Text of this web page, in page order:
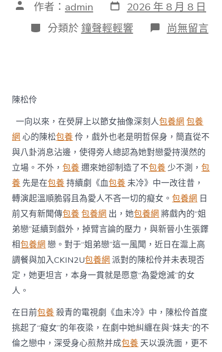
文 作者： admin 發
表
日
期
2026 年 8 月 8 日
分
類
分類於 鐘聲輕輕響 在
〈陳
姐
弟
戀
風
聞
戲
內
戲
外
皆
“為
愛
熄
滅”〉
中
尚無留言
陳松伶
一向以來，在熒屏上以節女抽像深刻人包養網 包養
網 心的陳松包養 伶，戲外也老是明哲保身，簡直從不
與八卦消息沾邊，使得旁人總認為她對戀愛持漠然的
立場。不外，包養 邇來她卻制造了不包養 少不測，包
養 先是在包養 持續劇《血包養 未冷》中一改往昔，
轉演起溫順脆弱且為愛人不吝一切的癡女。包養網 日
前又有新聞傳包養 包養網 出，她包養網 將戲內的“姐
弟戀”延續到戲外，掉臂言論的壓力，與新晉小生張鐸
相包養網 戀。對于“姐弟戀”這一風聞，近日在滬上高
調餐與加入CKIN2U包養網 派對的陳松伶并未表現否
定，她更坦言，本身一貫就是愿意“為愛熄滅”的女
人。
在日前包養 殺青的電視劇《血未冷》中，陳松伶首度
挑起了“癡女”的年夜梁，在劇中她糾纏在與“妹夫”的不
倫之戀中，深受身心煎熬并成包養 天以淚洗面，更不